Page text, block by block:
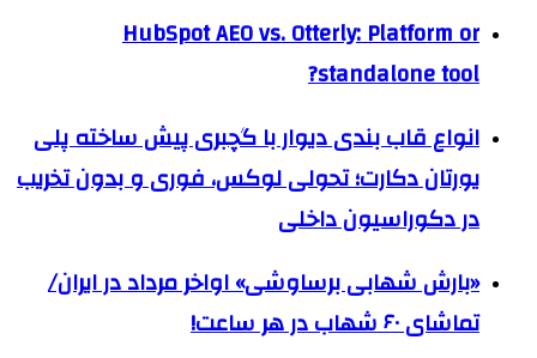
HubSpot AEO vs. Otterly: Platform or
standalone tool?
انواع قاب بندی دیوار با گچبری پیش ساخته پلی
یورتان دکارت؛ تحولی لوکس، فوری و بدون تخریب
در دکوراسیون داخلی
«بارش شهابی برساوشی» اواخر مرداد در ایران/
تماشای ۶۰ شهاب در هر ساعت!